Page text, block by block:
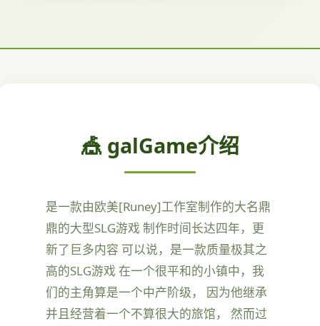
🎪 galGame介绍
是一款由欧美[Runey]工作室制作的大名鼎
鼎的大型SLG游戏 制作时间长达四年，更
新了巨多内容 可以说，是一款质量极其之
高的SLG游戏 在一个很平和的小镇中，我
们的主角算是一个中产阶级， 因为他继承
并且经营着一个不算很大的旅馆， 然而过